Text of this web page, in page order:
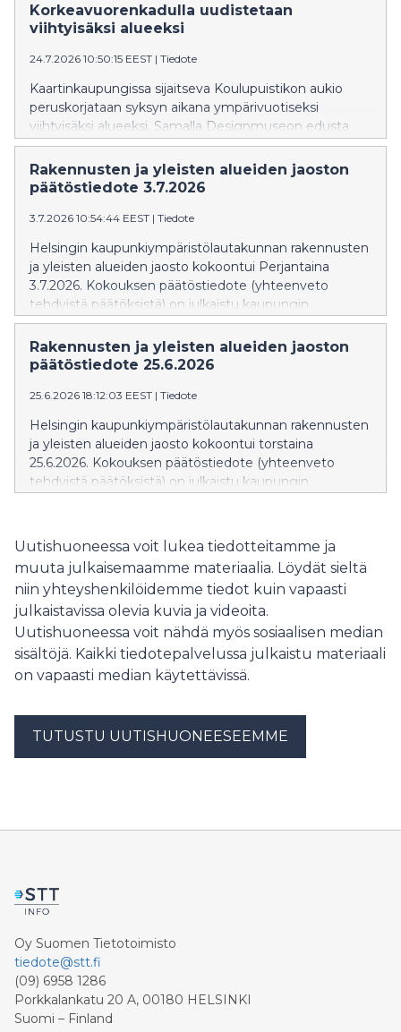
Korkeavuorenkadulla uudistetaan
viihtyisäksi alueeksi
24.7.2026 10:50:15 EEST | Tiedote
Kaartinkaupungissa sijaitseva Koulupuistikon aukio
peruskorjataan syksyn aikana ympärivuotiseksi
viihtyisäksi alueeksi. Samalla Designmuseon edusta
Korkeavuorenkadulla ja Merimiehenkadulla
rauhoitetaan aiempaa kävelijäystävällisemmäksi, ja
katujen kunnallistekniikkaa uusitaan.
Rakennusten ja yleisten alueiden jaoston
päätöstiedote 3.7.2026
3.7.2026 10:54:44 EEST | Tiedote
Helsingin kaupunkiympäristölautakunnan rakennusten
ja yleisten alueiden jaosto kokoontui Perjantaina
3.7.2026. Kokouksen päätöstiedote (yhteenveto
tehdyistä päätöksistä) on julkaistu kaupungin
verkkosivuilla: Päätöstiedote » Päätöstiedote näkyy
verkkosivuilla siihen asti kun kokouksen pöytäkirja
julkaistaan. Pöytäkirja korvaa
yleisten alueiden jaoston seuraava kokous on torstaina
20.8.2026.
Rakennusten ja yleisten alueiden jaoston
päätöstiedote 25.6.2026
25.6.2026 18:12:03 EEST | Tiedote
Helsingin kaupunkiympäristölautakunnan rakennusten
ja yleisten alueiden jaosto kokoontui torstaina
25.6.2026. Kokouksen päätöstiedote (yhteenveto
tehdyistä päätöksistä) on julkaistu kaupungin
julkaistaan. Pöytäkirja korvaa
valmistuttuaan päätöstiedotteen. Rakennusten ja
yleisten alueiden jaoston seuraava kokous on
perjantaina 3.7.2026.
Uutishuoneessa voit lukea tiedotteitamme ja
muuta julkaisemaamme materiaalia. Löydät sieltä
niin yhteyshenkilöidemme tiedot kuin vapaasti
julkaistavissa olevia kuvia ja videoita.
Uutishuoneessa voit nähdä myös sosiaalisen median
sisältöjä. Kaikki tiedotepalvelussa julkaistu materiaali
on vapaasti median käytettävissä.
TUTUSTU UUTISHUONEESEEMME
Oy Suomen Tietotoimisto
tiedote@stt.fi
(09) 6958 1286
Porkkalankatu 20 A, 00180 HELSINKI
Suomi – Finland